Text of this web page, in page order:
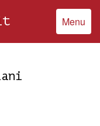
Menu